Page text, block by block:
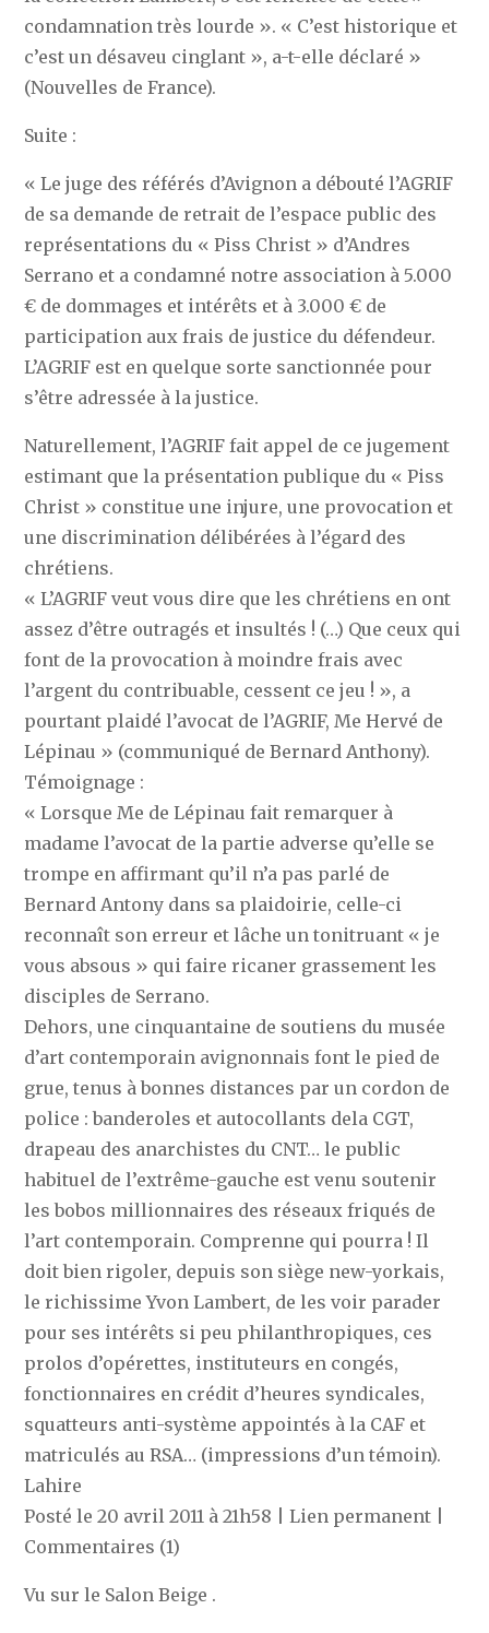
condamnation très lourde ». « C’est historique et
c’est un désaveu cinglant », a-t-elle déclaré »
(Nouvelles de France).
Suite :
« Le juge des référés d’Avignon a débouté l’AGRIF
de sa demande de retrait de l’espace public des
représentations du « Piss Christ » d’Andres
Serrano et a condamné notre association à 5.000
€ de dommages et intérêts et à 3.000 € de
participation aux frais de justice du défendeur.
L’AGRIF est en quelque sorte sanctionnée pour
s’être adressée à la justice.
Naturellement, l’AGRIF fait appel de ce jugement
estimant que la présentation publique du « Piss
Christ » constitue une injure, une provocation et
une discrimination délibérées à l’égard des
chrétiens.
« L’AGRIF veut vous dire que les chrétiens en ont
assez d’être outragés et insultés ! (…) Que ceux qui
font de la provocation à moindre frais avec
l’argent du contribuable, cessent ce jeu ! », a
pourtant plaidé l’avocat de l’AGRIF, Me Hervé de
Lépinau » (communiqué de Bernard Anthony).
Témoignage :
« Lorsque Me de Lépinau fait remarquer à
madame l’avocat de la partie adverse qu’elle se
trompe en affirmant qu’il n’a pas parlé de
Bernard Antony dans sa plaidoirie, celle-ci
reconnaît son erreur et lâche un tonitruant « je
vous absous » qui faire ricaner grassement les
disciples de Serrano.
Dehors, une cinquantaine de soutiens du musée
d’art contemporain avignonnais font le pied de
grue, tenus à bonnes distances par un cordon de
police : banderoles et autocollants dela CGT,
drapeau des anarchistes du CNT… le public
habituel de l’extrême-gauche est venu soutenir
les bobos millionnaires des réseaux friqués de
l’art contemporain. Comprenne qui pourra ! Il
doit bien rigoler, depuis son siège new-yorkais,
le richissime Yvon Lambert, de les voir parader
pour ses intérêts si peu philanthropiques, ces
prolos d’opérettes, instituteurs en congés,
fonctionnaires en crédit d’heures syndicales,
squatteurs anti-système appointés à la CAF et
matriculés au RSA… (impressions d’un témoin).
Lahire
Posté le 20 avril 2011 à 21h58 | Lien permanent |
Commentaires (1)
Vu sur le Salon Beige .